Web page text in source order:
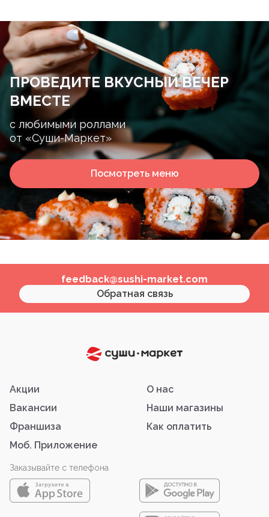
ПРОВЕДИТЕ ВКУСНЫЙ ВЕЧЕР
ВМЕСТЕ
с любимыми роллами
от «Суши-Маркет»
Посмотреть меню
feedback@sushi-market.com
Обратная связь
Акции
О нас
Вакансии
Наши магазины
Франшиза
Как оплатить
Моб. Приложение
Заказывайте с телефона